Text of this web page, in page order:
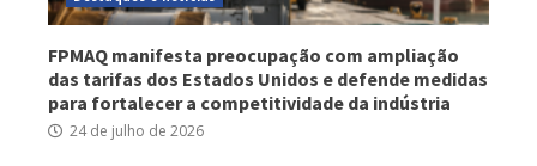
FPMAQ manifesta preocupação com ampliação
das tarifas dos Estados Unidos e defende medidas
para fortalecer a competitividade da indústria
24 de julho de 2026